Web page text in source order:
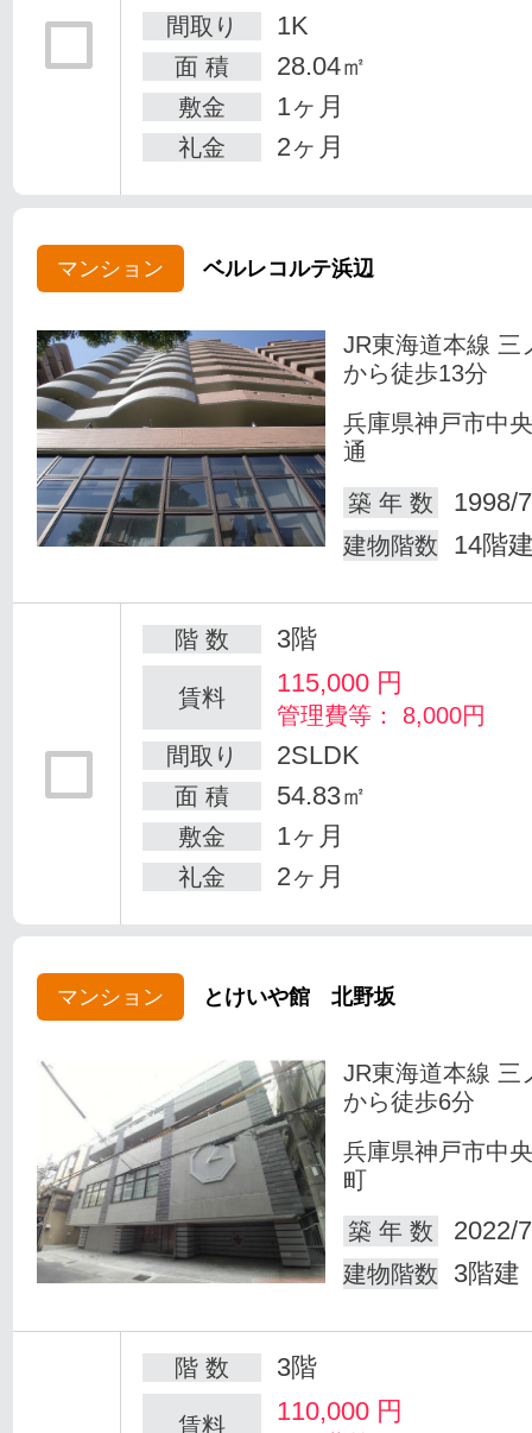
間取り
1K
面 積 28.04㎡
敷金 1ヶ月
礼金 2ヶ月
マンション ベルレコルテ浜辺
JR東海道本線 三
から徒歩13分
兵庫県神戸市中
通
築 年 数
1998/
建物階数 14階
階 数 3階
賃料 115,000 円
管理費等： 8,000円
間取り
2SLDK
面 積 54.83㎡
敷金 1ヶ月
礼金 2ヶ月
マンション とけいや館 北野坂
JR東海道本線 三
から徒歩6分
兵庫県神戸市中
町
築 年 数
2022/
建物階数 3階建
階 数 3階
賃料 110,000 円